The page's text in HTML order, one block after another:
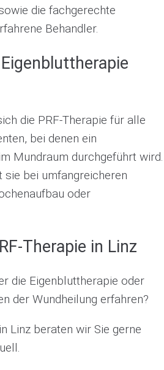
die fachgerechte
Behandler.
die PRF-Therapie für alle
bei denen ein
Mundraum durchgeführt wird.
bei umfangreicheren
oder
Therapie in Linz
die Eigenbluttherapie oder
der Wundheilung erfahren?
Linz beraten wir Sie gerne